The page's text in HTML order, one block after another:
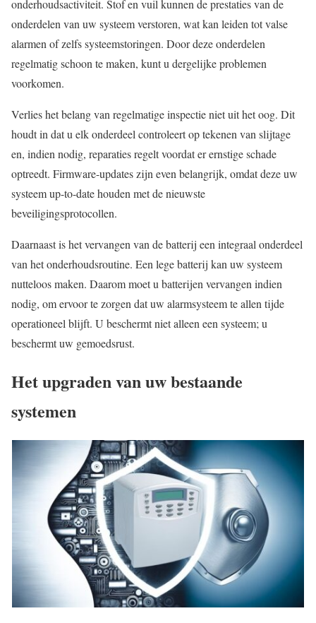
onderhoudsactiviteit. Stof en vuil kunnen de prestaties van de
onderdelen van uw systeem verstoren, wat kan leiden tot valse
alarmen of zelfs systeemstoringen. Door deze onderdelen
regelmatig schoon te maken, kunt u dergelijke problemen
voorkomen.
Verlies het belang van regelmatige inspectie niet uit het oog. Dit
houdt in dat u elk onderdeel controleert op tekenen van slijtage
en, indien nodig, reparaties regelt voordat er ernstige schade
optreedt. Firmware-updates zijn even belangrijk, omdat deze uw
systeem up-to-date houden met de nieuwste
beveiligingsprotocollen.
Daarnaast is het vervangen van de batterij een integraal onderdeel
van het onderhoudsroutine. Een lege batterij kan uw systeem
nutteloos maken. Daarom moet u batterijen vervangen indien
nodig, om ervoor te zorgen dat uw alarmsysteem te allen tijde
operationeel blijft. U beschermt niet alleen een systeem; u
beschermt uw gemoedsrust.
Het upgraden van uw bestaande
systemen